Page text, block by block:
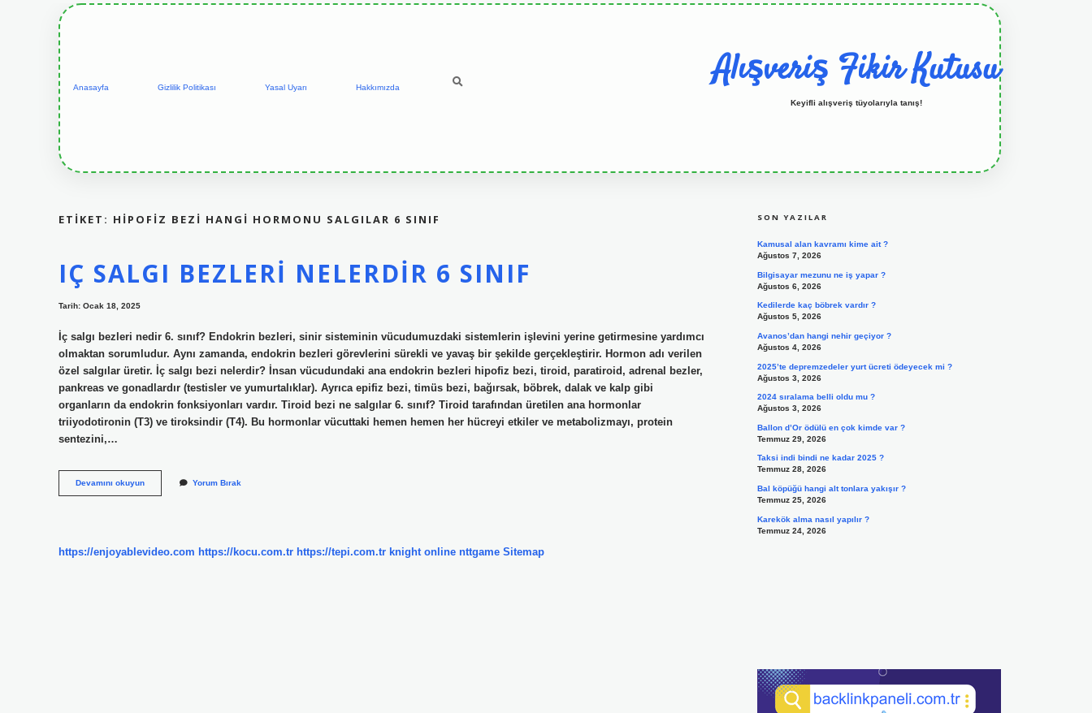
Anasayfa Gizlilik Politikası Yasal Uyarı Hakkımızda Alışveriş Fikir Kutusu
Keyifli alışveriş tüyolarıyla tanış!
ETIKET: HIPOFIZ BEZI HANGI HORMONU SALGILAR 6 SINIF
IÇ SALGI BEZLERI NELERDIR 6 SINIF
Tarih: Ocak 18, 2025
İç salgı bezleri nedir 6. sınıf? Endokrin bezleri, sinir sisteminin vücudumuzdaki sistemlerin işlevini yerine getirmesine yardımcı
olmaktan sorumludur. Aynı zamanda, endokrin bezleri görevlerini sürekli ve yavaş bir şekilde gerçekleştirir. Hormon adı verilen
özel salgılar üretir. İç salgı bezi nelerdir? İnsan vücudundaki ana endokrin bezleri hipofiz bezi, tiroid, paratiroid, adrenal bezler,
pankreas ve gonadlardır (testisler ve yumurtalıklar). Ayrıca epifiz bezi, timüs bezi, bağırsak, böbrek, dalak ve kalp gibi
organların da endokrin fonksiyonları vardır. Tiroid bezi ne salgılar 6. sınıf? Tiroid tarafından üretilen ana hormonlar
triiyodotironin (T3) ve tiroksindir (T4). Bu hormonlar vücuttaki hemen hemen her hücreyi etkiler ve metabolizmayı, protein
sentezini,…
Devamını okuyunIç
Salgı
Yorum Bırak
https://enjoyablevideo.com https://kocu.com.tr https://tepi.com.tr knight online nttgame Sitemap
SON YAZILAR
Kamusal alan kavramı kime ait ?
Ağustos 7, 2026
Bilgisayar mezunu ne iş yapar ?
Ağustos 6, 2026
Kedilerde kaç böbrek vardır ?
Ağustos 5, 2026
Avanos’dan hangi nehir geçiyor ?
Ağustos 4, 2026
2025’te depremzedeler yurt ücreti ödeyecek mi ?
Ağustos 3, 2026
2024 sıralama belli oldu mu ?
Ağustos 3, 2026
Ballon d’Or ödülü en çok kimde var ?
Temmuz 29, 2026
Taksi indi bindi ne kadar 2025 ?
Temmuz 28, 2026
Bal köpüğü hangi alt tonlara yakışır ?
Temmuz 25, 2026
Karekök alma nasıl yapılır ?
Temmuz 24, 2026